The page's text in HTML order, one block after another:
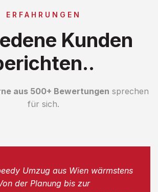
ERFAHRUNGEN
Kunden
aus 500+ Bewertungen sprechen
für sich.
Umzug aus Wien wärmstens
der Planung bis zur